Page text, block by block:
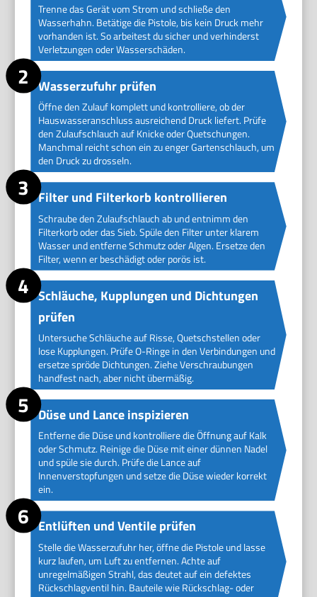
Trenne das Gerät vom Strom und schließe den
Wasserhahn. Betätige die Pistole, bis kein Druck mehr
vorhanden ist. So arbeitest du sicher und verhinderst
Verletzungen oder Wasserschäden.
Wasserzufuhr prüfen
Öffne den Zulauf komplett und kontrolliere, ob der
Hauswasseranschluss ausreichend Druck liefert. Prüfe
den Zulaufschlauch auf Knicke oder Quetschungen.
Manchmal reicht schon ein zu enger Gartenschlauch, um
den Druck zu drosseln.
Filter und Filterkorb kontrollieren
Schraube den Zulaufschlauch ab und entnimm den
Filterkorb oder das Sieb. Spüle den Filter unter klarem
Wasser und entferne Schmutz oder Algen. Ersetze den
Filter, wenn er beschädigt oder porös ist.
Schläuche, Kupplungen und Dichtungen
prüfen
Untersuche Schläuche auf Risse, Quetschstellen oder
lose Kupplungen. Prüfe O-Ringe in den Verbindungen und
ersetze spröde Dichtungen. Ziehe Verschraubungen
handfest nach, aber nicht übermäßig.
Düse und Lance inspizieren
Entferne die Düse und kontrolliere die Öffnung auf Kalk
oder Schmutz. Reinige die Düse mit einer dünnen Nadel
und spüle sie durch. Prüfe die Lance auf
Innenverstopfungen und setze die Düse wieder korrekt
ein.
Entlüften und Ventile prüfen
Stelle die Wasserzufuhr her, öffne die Pistole und lasse
kurz laufen, um Luft zu entfernen. Achte auf
unregelmäßigen Strahl, das deutet auf ein defektes
Rückschlagventil hin. Bauteile wie Rückschlag- oder